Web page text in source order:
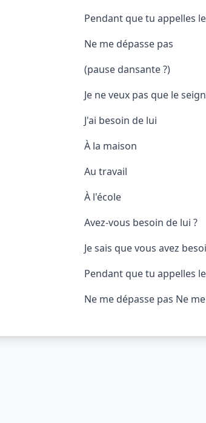
Pendant que tu appelles
Ne me dépasse pas
(pause dansante ?)
Je ne veux pas que le
J'ai besoin de lui
À la maison
Au travail
À l'école
Avez-vous besoin de lui ?
Je sais que vous avez
Pendant que tu appelles
Ne me dépasse pas Ne